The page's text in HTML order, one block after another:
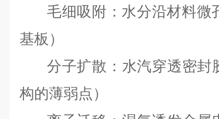
毛细吸附：水分沿材料微
基板）
分子扩散：水汽穿透密封
构的薄弱点）